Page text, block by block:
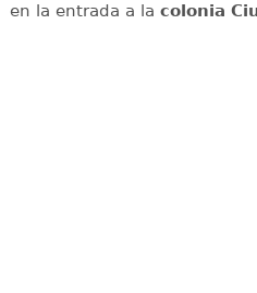
en la entrada a la colonia